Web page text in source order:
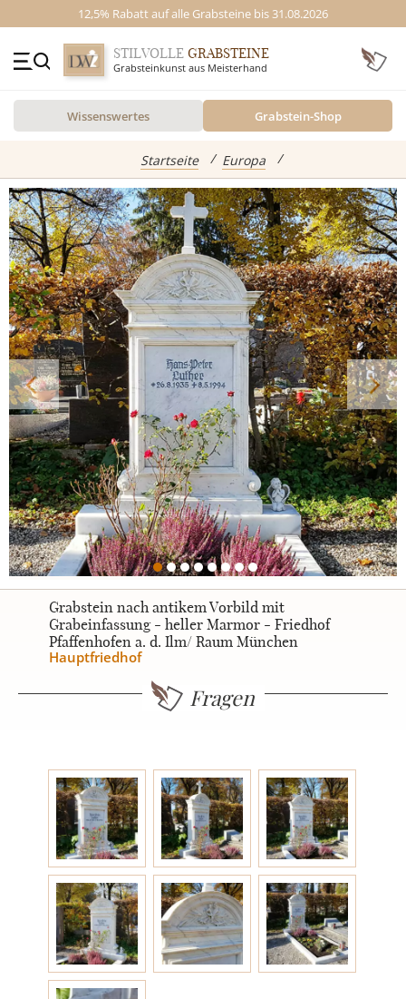
12,5% Rabatt auf alle Grabsteine bis 31.08.2026
Kontakt
GRABSTEINE
Alle Grabsteine
Einzelgrabsteine
Doppelgrabsteine
Kindergrabsteine
Urnengrabsteine
STILE
Klassisch
Romantisch
Modern
Engel
Stelen
MOTIVE
STILVOLLE GRABSTEINE
Grabsteinkunst aus Meisterhand
Wissenswertes Grabstein-Shop
Startseite Europa
Inspiration
abgebildete Produkte
Standort
Grabstein Shop
Grabstein nach antikem Vorbild mit
Grabeinfassung - heller Marmor - Friedhof
Pfaffenhofen a. d. Ilm/ Raum München
Hauptfriedhof
Fragen